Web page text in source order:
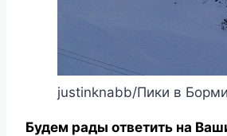
justinknabb/Пики в
Будем рады ответить на